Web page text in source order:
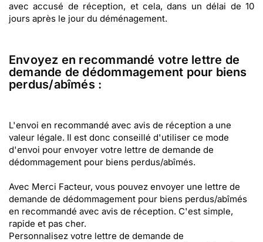
avec accusé de réception, et cela, dans un délai de 10
jours après le jour du déménagement.
Envoyez en recommandé votre lettre de
demande de dédommagement pour biens
perdus/abîmés :
L'envoi en recommandé avec avis de réception a une
valeur légale. Il est donc conseillé d'utiliser ce mode
d'envoi pour envoyer votre lettre de demande de
dédommagement pour biens perdus/abîmés.
Avec Merci Facteur, vous pouvez envoyer une lettre de
demande de dédommagement pour biens perdus/abîmés
en recommandé avec avis de réception. C'est simple,
rapide et pas cher.
Personnalisez votre lettre de demande de